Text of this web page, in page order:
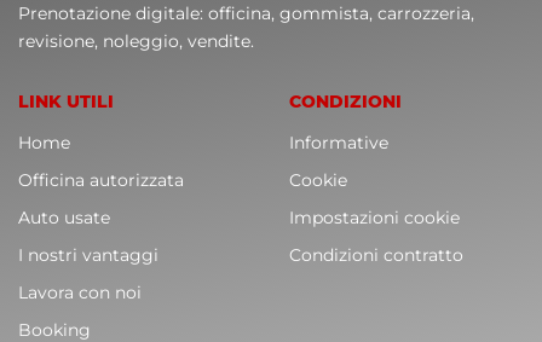
Prenotazione digitale: officina, gommista, carrozzeria,
revisione, noleggio, vendite.
LINK UTILI
Home
Officina autorizzata
Auto usate
I nostri vantaggi
Lavora con noi
Booking
CONDIZIONI
Informative
Cookie
Impostazioni cookie
Condizioni contratto